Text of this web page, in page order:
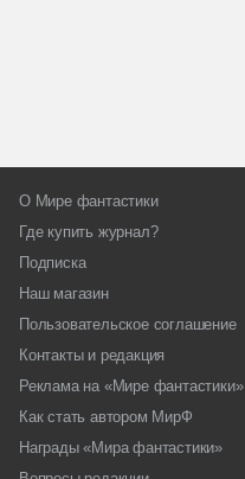
О Мире фантастики
Где купить журнал?
Подписка
Наш магазин
Пользовательское соглашение
Контакты и редакция
Реклама на «Мире фантастики»
Как стать автором МирФ
Награды «Мира фантастики»